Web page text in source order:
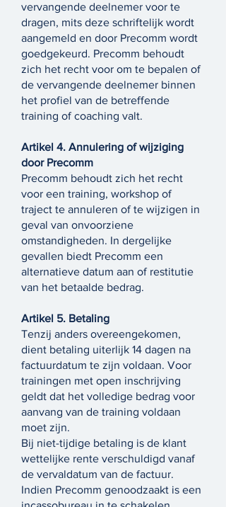
vervangende deelnemer voor te
dragen, mits deze schriftelijk wordt
aangemeld en door Precomm wordt
goedgekeurd. Precomm behoudt
zich het recht voor om te bepalen of
de vervangende deelnemer binnen
het profiel van de betreffende
training of coaching valt.
Artikel 4. Annulering of wijziging
door Precomm
Precomm behoudt zich het recht
voor een training, workshop of
traject te annuleren of te wijzigen in
geval van onvoorziene
omstandigheden. In dergelijke
gevallen biedt Precomm een
alternatieve datum aan of restitutie
van het betaalde bedrag.
Artikel 5. Betaling
Tenzij anders overeengekomen,
dient betaling uiterlijk 14 dagen na
factuurdatum te zijn voldaan. Voor
trainingen met open inschrijving
geldt dat het volledige bedrag voor
aanvang van de training voldaan
moet zijn.
Bij niet-tijdige betaling is de klant
wettelijke rente verschuldigd vanaf
de vervaldatum van de factuur.
Indien Precomm genoodzaakt is een